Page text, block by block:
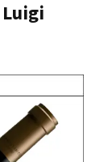
Luigi